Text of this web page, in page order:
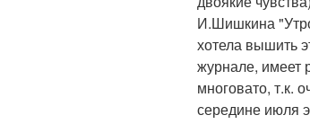
И.Шишкина
хотела вышить
журнале, имеет
многовато, т.к.
середине июля